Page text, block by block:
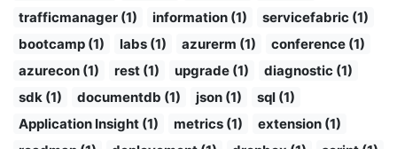
trafficmanager (1)
information (1)
servicefabric (1)
bootcamp (1)
labs (1) azurerm (1)
conference (1)
azurecon (1)
rest (1) upgrade (1)
diagnostic (1)
sdk (1)
documentdb (1) json (1)
sql (1)
Application Insight (1)
metrics (1)
extension (1)